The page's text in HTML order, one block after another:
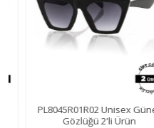
PL8045R01R02 Unisex Güneş
Gözlüğü 2'li Ürün